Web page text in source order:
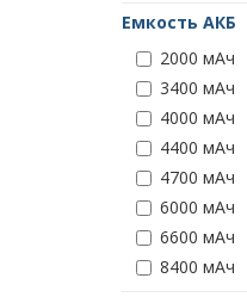
Емкость АКБ
2000 мАч
3400 мАч
4000 мАч
4400 мАч
4700 мАч
6000 мАч
6600 мАч
8400 мАч